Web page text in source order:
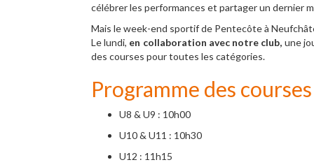
célébrer les performances et partager un dernier
Mais le week-end sportif de Pentecôte à
Le lundi, en collaboration avec notre club, une
des courses pour toutes les catégories.
Programme des
U8 & U9 : 10h00
U10 & U11 : 10h30
U12 : 11h15